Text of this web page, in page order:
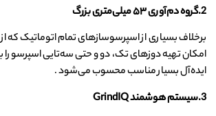
2.گروه دم‌آوری ۵۳ میلی‌متری بزرگ
ایده‌آل بسیار مناسب محسوب می‌شود .
3.سیستم هوشمند GrindIQ